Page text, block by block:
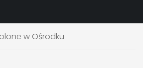
w Ośrodku